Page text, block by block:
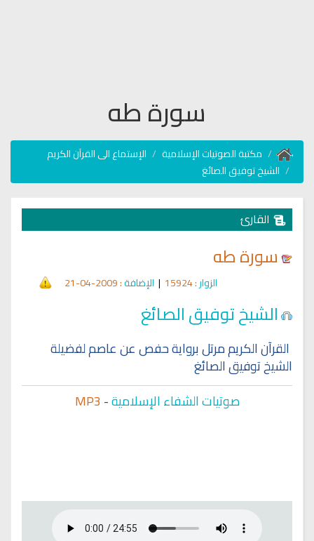
سورة طه
مكتبة الصوتيات الإسلامية
الإستماع الى القرآن الكريم
الشيخ توفيق الصائغ
القارئ
سورة طه
الزوار: 15924
| الإضافة: 2009-04-21
الشيخ توفيق الصائغ
القرآن الكريم مرتل برواية حفص عن عاصم لفضيلة
الشيخ توفيق الصائغ
صوتيات الشفاء الإسلامية-
MP3